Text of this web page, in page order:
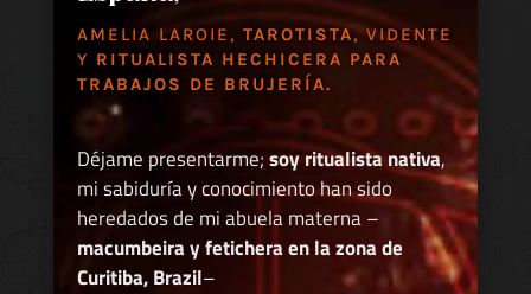
AMELIA LAROIE, TAROTISTA, VIDENTE
Y RITUALISTA HECHICERA PARA
TRABAJOS DE BRUJERÍA.
Déjame presentarme;soy ritualista nativa,
mi sabiduría y conocimiento han sido
heredados de mi abuela materna –
macumbeira y fetichera en la zona de
Curitiba, Brazil–